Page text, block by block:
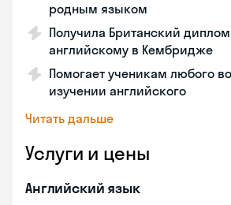
родным языком
Получила Британский
английскому в Кембридже
Помогает ученикам любого
изучении английского
Читать дальше
Услуги и цены
Английский язык